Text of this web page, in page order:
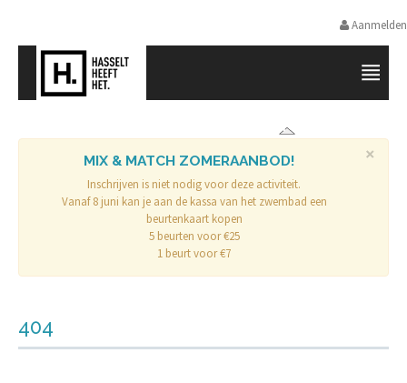
Aanmelden
SPORTPROMOTIE HASSELT
×
MIX & MATCH ZOMERAANBOD!
Inschrijven is niet nodig voor deze activiteit.
Vanaf 8 juni kan je aan de kassa van het zwembad een
beurtenkaart kopen
5 beurten voor €25
1 beurt voor €7
404